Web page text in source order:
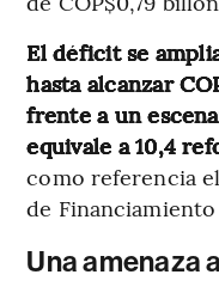
El déficit se
hasta alcanzar
frente a un
equivale a 10,4
como referencia
de
Una amenaza